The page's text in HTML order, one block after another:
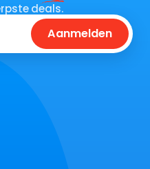
deals.
Aanmelden